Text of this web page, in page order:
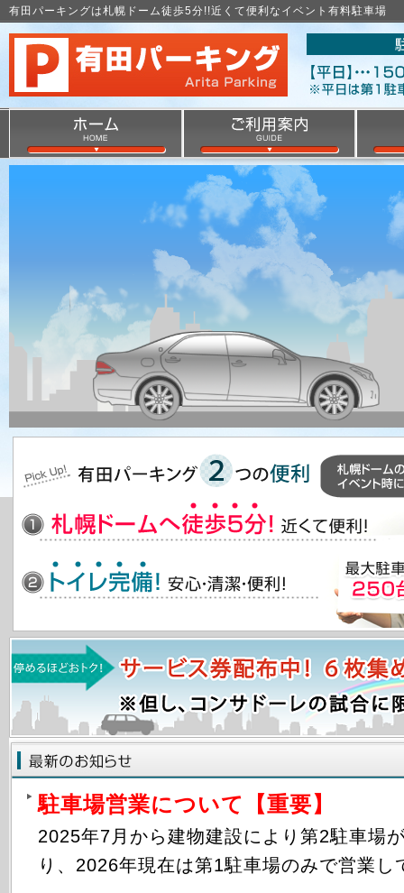
有田パーキングは札幌ドーム徒歩5分!!近くて便利なイベント有料駐車場
駐車場営業について【重要】
2025年7月から建物建設により第2駐車場
り、2026年現在は第1駐車場のみで営業し